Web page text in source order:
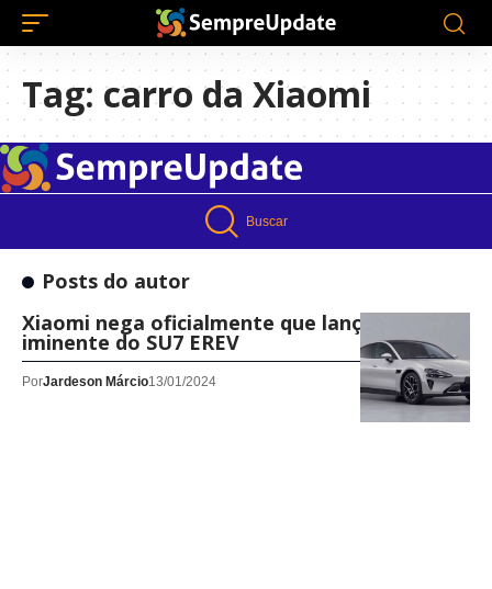
Tag: carro da Xiaomi
Buscar
Posts do autor
Xiaomi nega oficialmente que lançamento
iminente do SU7 EREV
PorJardeson Márcio13/01/2024